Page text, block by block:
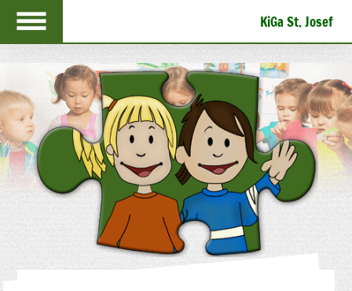
KiGa St. Josef